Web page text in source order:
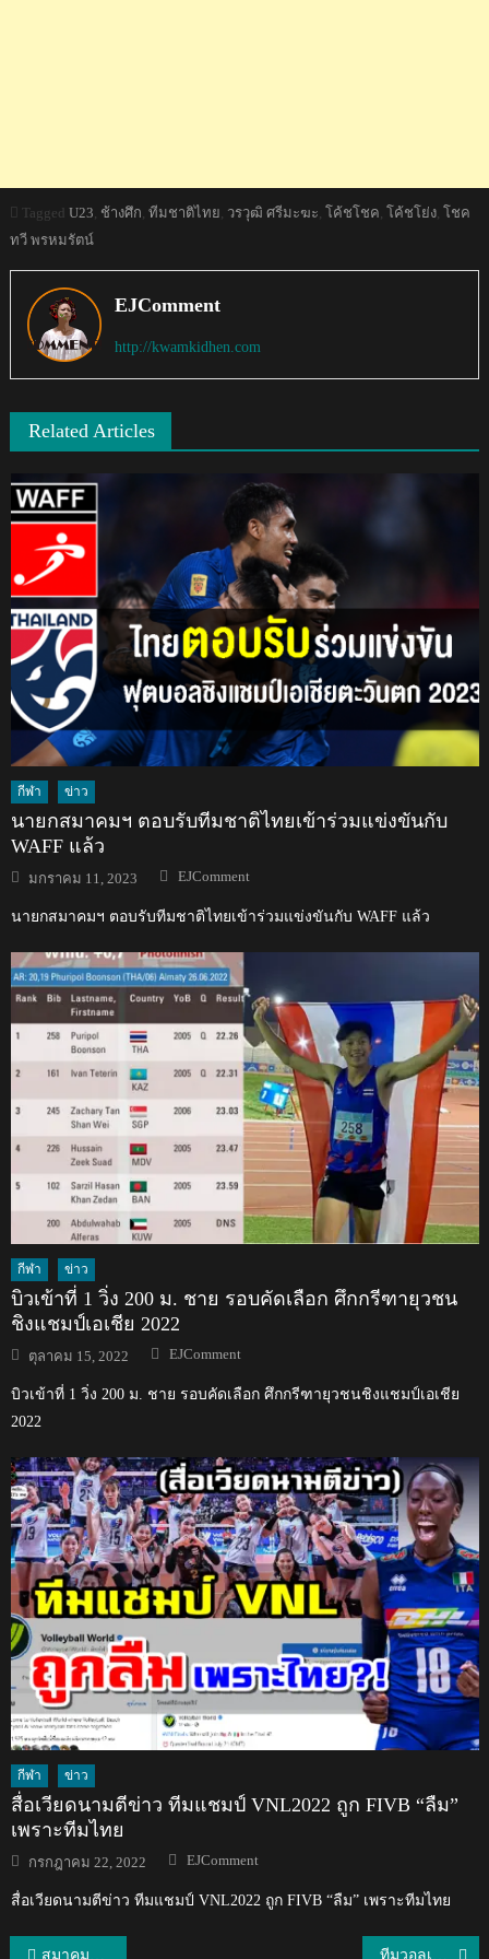
Tagged U23 ช้างศึก ทีมชาติไทย วรวุฒิ ศรีมะฆะ โค้ชโชค โค้ชโย่ง, โชค
ทวี พรหมรัตน์
EJComment
http://kwamkidhen.com
Related Articles
กีฬา ข่าว
นายกสมาคมฯ ตอบรับทีมชาติไทยเข้าร่วมแข่งขันกับ
WAFF แล้ว
Posted
on
มกราคม 11, 2023 Author
EJComment
นายกสมาคมฯ ตอบรับทีมชาติไทยเข้าร่วมแข่งขันกับ WAFF แล้ว
กีฬา ข่าว
บิวเข้าที่ 1 วิ่ง 200 ม. ชาย รอบคัดเลือก ศึกกรีฑายุวชน
ชิงแชมป์เอเชีย 2022
Posted
on
ตุลาคม 15, 2022 Author
EJComment
บิวเข้าที่ 1 วิ่ง 200 ม. ชาย รอบคัดเลือก ศึกกรีฑายุวชนชิงแชมป์เอเชีย
2022
กีฬา ข่าว
สื่อเวียดนามตีข่าว ทีมแชมป์ VNL2022 ถูก FIVB “ลืม”
เพราะทีมไทย
Posted
on
กรกฎาคม 22, 2022 Author
EJComment
สื่อเวียดนามตีข่าว ทีมแชมป์ VNL2022 ถูก FIVB “ลืม” เพราะทีมไทย
สมาคมฯ แต่งตั้ง “มาดามแป้ง” เป็น ผจก.ทีมชาติไทยชุดใหญ่และ U23 ทีมวอลเลย์บอลชายไทยชนะแคเมอรูน 3-1 เซต ศึก U19 ชิงแชมป์โลก